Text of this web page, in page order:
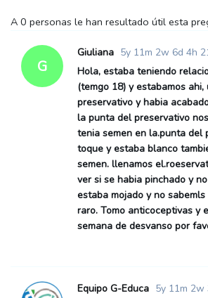
A 0 personas le han resultado útil esta
G
Giuliana 5y 11m 2w 6d 4h
Hola, estaba teniendo
(temgo 18) y estabamos ahi,
preservativo y habia
la punta del preservativo
tenia semen en la.punta del
toque y estaba blanco
semen. llenamos
ver si se habia pinchado y
estaba mojado y no
raro. Tomo anticoceptivas y
semana de desvanso por
Equipo G-Educa 5y 11m 2w